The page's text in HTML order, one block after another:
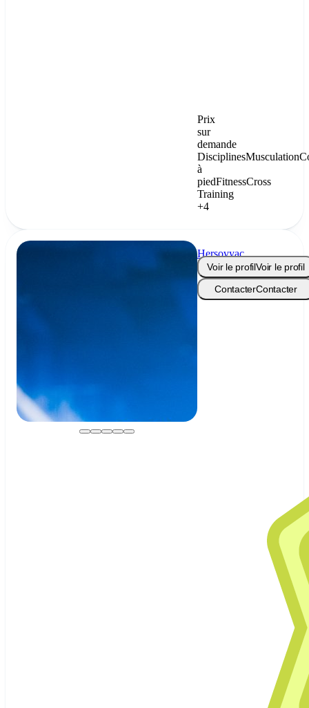
Prix
sur
demande
DisciplinesMusculation
à
piedFitnessCross
Training
+4
Hersovyac
Voir le profilVoir le profil
ContacterContacter